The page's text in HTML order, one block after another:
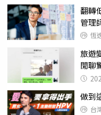
翻轉
管理
恆
旅遊
閒聊
做到
台